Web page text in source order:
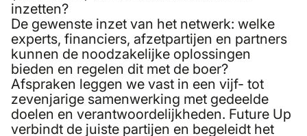
inzetten?
De gewenste inzet van het netwerk: welke
experts, financiers, afzetpartijen en partners
kunnen de noodzakelijke oplossingen
bieden en regelen dit met de boer?
Afspraken leggen we vast in een vijf- tot
zevenjarige samenwerking met gedeelde
doelen en verantwoordelijkheden. Future Up
verbindt de juiste partijen en begeleidt het